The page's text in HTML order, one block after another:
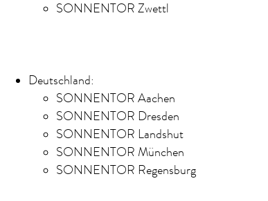
SONNENTOR Zwettl
Deutschland:
SONNENTOR Aachen
SONNENTOR Dresden
SONNENTOR Landshut
SONNENTOR München
SONNENTOR Regensburg